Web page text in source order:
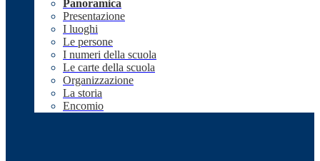
Panoramica
Presentazione
I luoghi
Le persone
I numeri della scuola
Le carte della scuola
Organizzazione
La storia
Encomio